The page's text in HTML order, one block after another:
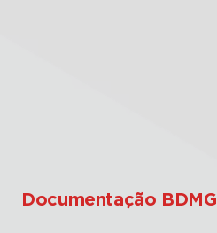
Documentação BDMG